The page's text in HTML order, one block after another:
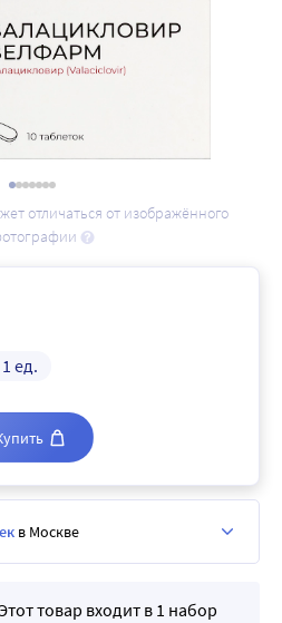
отличаться от изображённого
товар входит в 1 набор
1 ед.
в Москве